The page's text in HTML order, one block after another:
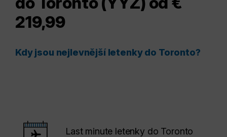
219,99
Kdy jsou nejlevnější letenky do Toronto?
Last minute letenky do Toronto